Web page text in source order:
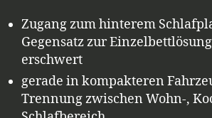
Zugang zum hinterem
Gegensatz zur
erschwert
gerade in kompakteren
Trennung zwischen Wohn-,